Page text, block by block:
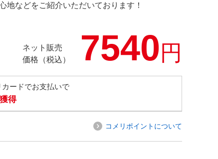
地などをご紹介いただいております！
ネット販売
価格（税込）
7540円
ードでお支払いで
得
コメリポイントについて